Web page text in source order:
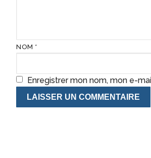
NOM *
Enregistrer mon nom, mon e-